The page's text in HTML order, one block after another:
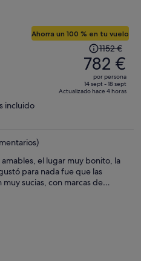
Ahorra un 100 % en tu vuelo
El
precio
era
de
1152 €,
por
persona
1152 €
782 €
por persona
14 sept - 18 sept
Actualizado hace 4 horas
incluido
el lugar muy bonito, la
para nada fue que las
sucias, con marcas de
de que la habitación
muy